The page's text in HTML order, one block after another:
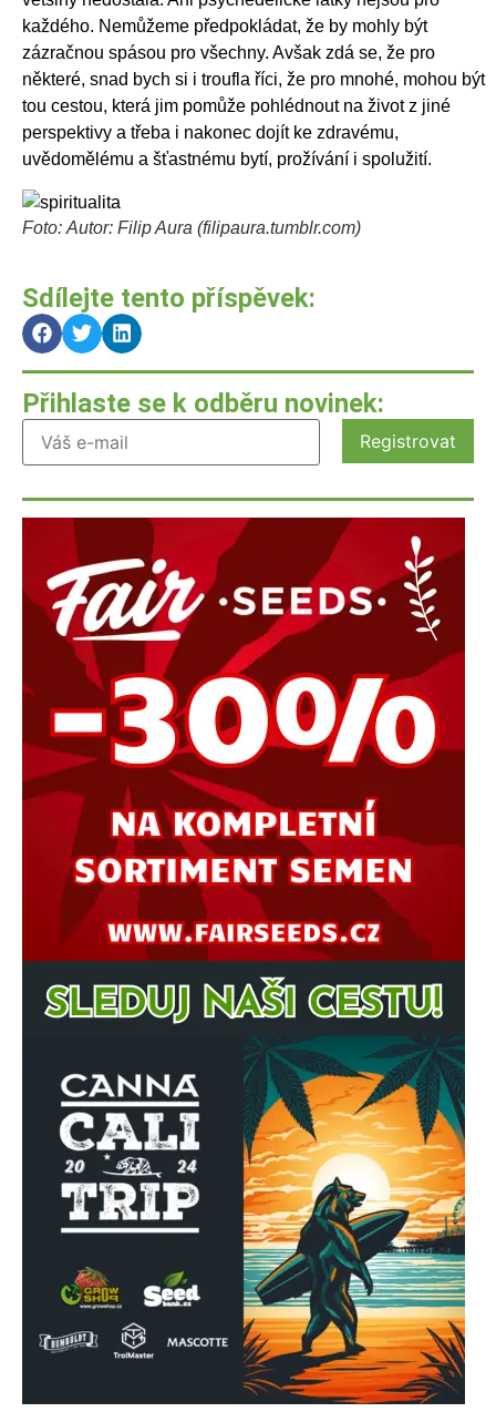
každého. Nemůžeme předpokládat, že by mohly být
zázračnou spásou pro všechny. Avšak zdá se, že pro
některé, snad bych si i troufla říci, že pro mnohé, mohou být
tou cestou, která jim pomůže pohlédnout na život z jiné
perspektivy a třeba i nakonec dojít ke zdravému,
uvědomělému a šťastnému bytí, prožívání i spolužití.
Foto: Autor: Filip Aura (filipaura.tumblr.com)
Sdílejte tento příspěvek:
Přihlaste se k odběru novinek: